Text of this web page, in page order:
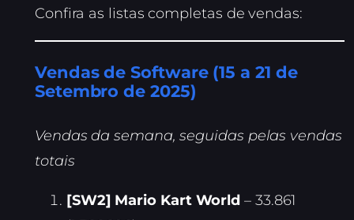
Confira as listas completas de vendas:
Vendas de Software (15 a 21 de
Setembro de 2025)
Vendas da semana, seguidas pelas vendas
totais
[SW2] Mario Kart World – 33.861